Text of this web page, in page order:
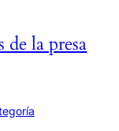
de la presa